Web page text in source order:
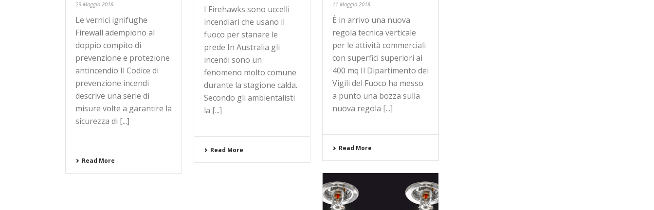
29 Maggio 2018
Le vernici ignifughe
Firewall adempiono al
doppio compito di
prevenzione e protezione
antincendio Il Codice di
prevenzione incendi
descrive una serie di
misure volte a garantire la
sicurezza di [...]
Read More
I Firehawks sono uccelli
incendiari che usano il
fuoco per stanare le
prede In Australia gli
incendi sono un
fenomeno molto comune
durante la stagione calda.
Secondo gli ambientalisti
la [...]
Read More
11 Maggio 2018
È in arrivo una nuova
regola tecnica verticale
per le attività commerciali
con superfici superiori ai
400 mq Il Dipartimento dei
Vigili del Fuoco ha messo
a punto una bozza sulla
nuova regola [...]
Read More